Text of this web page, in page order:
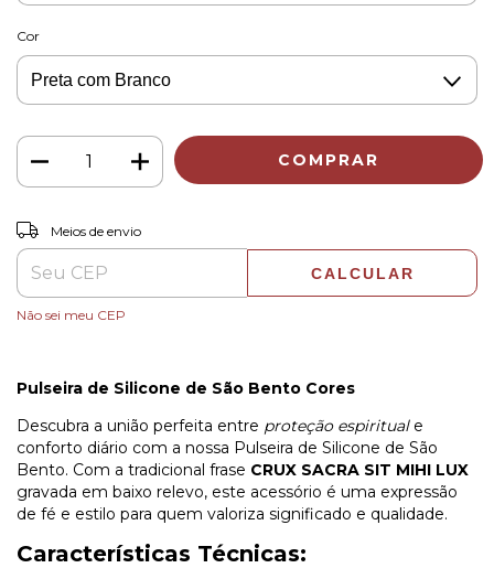
Cor
Entregas para o CEP:
Meios de envio
CALCULAR
Não sei meu CEP
Pulseira de Silicone de São Bento Cores
Descubra a união perfeita entre proteção espirituale
conforto diário com a nossa Pulseira de Silicone de São
Bento. Com a tradicional frase CRUX SACRA SIT MIHI LUX
gravada em baixo relevo, este acessório é uma expressão
de fé e estilo para quem valoriza significado e qualidade.
Características Técnicas: